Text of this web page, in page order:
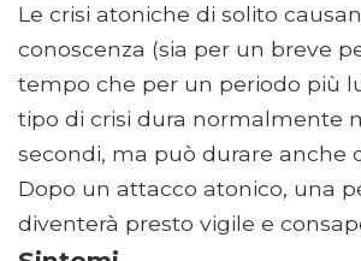
Le crisi atoniche di solito
conoscenza (sia per un breve
tempo che per un periodo più
tipo di crisi dura normalmente
secondi, ma può durare anche
Dopo un attacco atonico, una
diventerà presto vigile e